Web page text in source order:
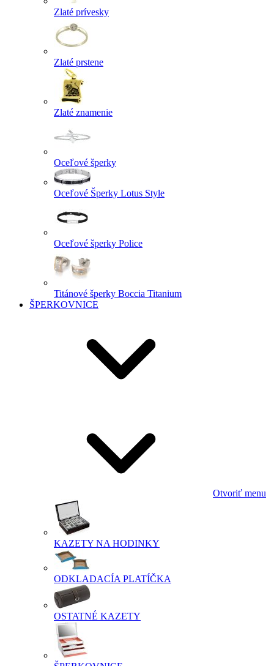
Zlaté prívesky
Zlaté prstene
Zlaté znamenie
Oceľové šperky
Oceľové Šperky Lotus Style
Oceľové šperky Police
Titánové šperky Boccia Titanium
ŠPERKOVNICE
Otvoriť menu
KAZETY NA HODINKY
ODKLADACÍA PLATÍČKA
OSTATNÉ KAZETY